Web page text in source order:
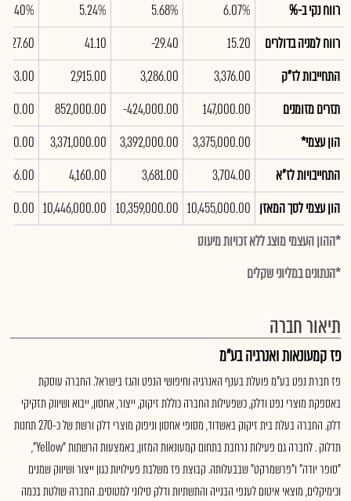
רווח נקי ב-%
6.07%
5.68%
5.24%
5.40%
רווח למניה בדולרים
15.20
-29.40
41.10
27.60
התחייבות לז"ק
3,376.00
3,286.00
2,915.00
תזרים מזומנים
147,000.00
-424,000.00
852,000.00
הון עצמי*
3,375,000.00
3,392,000.00
3,371,000.00
התחייבויות לז"א
3,704.00
3,681.00
4,160.00
הון עצמי לסך המאזן 10,455,000.00
10,359,000.00
10,446,000.00
*ההון העצמי מוצג ללא זכויות מיעוט
*הנתונים במליוני שקלים
תיאור חברה
פז קמעונאות ואנרגיה בע"מ
פז חברת נפט בע"מ פועלת בענף האנרגיה וחיפושי הנפט והגז בישראל. החברה עוסקת
באספקת מוצרי נפט ודלק, כשפעילות החברה כוללת זיקוק, ייצור, אחסון, ייבוא ושיווק תזקיקי
דלק. החברה בעלת בית זיקוק באשדוד, מסופי אחסון וניפוק מוצרי דלק ורשת של כ-270 תחנות
תדלוק . לחברה גם פעילות נרחבת בתחום קמעונאות המזון, באמצעות הרשתות "Yellow",
"סופר יודה" ו"פרשמרקט" שבבעלותה. קבוצת פז משלבת פעילויות כגון ייצור ושיווק שמנים
וכימיקלים, מוצאי איטום לענפי הבנייה והתשתיות ודלק סילוני למטוסים. החברה שולטת בכמה